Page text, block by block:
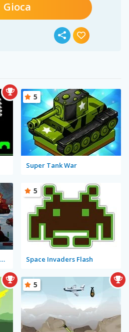
Gioca
Super Tank War
5
Tank Battle: War Commander Space Invaders Flash
5
5